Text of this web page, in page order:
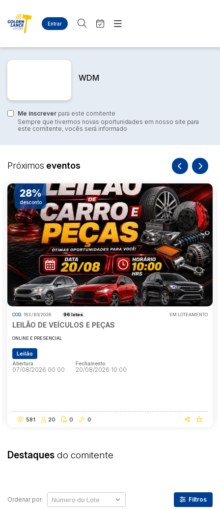
Entrar
Criar conta Entrar
Site
Busca por categoria
Diversos
Eletrodomésticos
Busca por palavra-chave
Estados Cidade
Judiciais Extrajudiciais
Faixa de valor
R$ até R$
Pesquisar
WDM
Me inscrever para este comitente
Sempre que tivermos novas oportunidades em nosso site para
este comitente, vocês será informado
Próximos eventos
28%
desconto
COD. 183 / 63/2026 96 lotes EM LOTEAMENTO
LEILÃO DE VEÍCULOS E PEÇAS
ONLINE E PRESENCIAL
Leilão
Abertura
07/08/2026 00:00
Fechamento
20/08/2026 10:00
581 20 0 0
Destaques do comitente
Ordenar por: Filtros